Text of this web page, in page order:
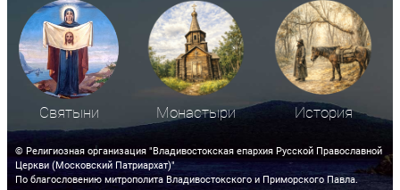
Святыни Монастыри История
© Религиозная организация "Владивостокская епархия Русской Православной
Церкви (Московский Патриархат)"
По благословению митрополита Владивостокского и Приморского Павла.